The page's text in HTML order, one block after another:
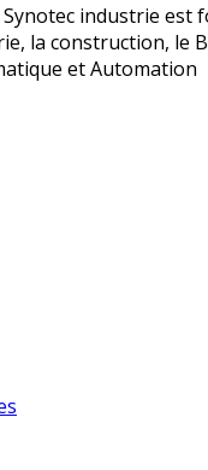
industrie
la construction, le
et Automation